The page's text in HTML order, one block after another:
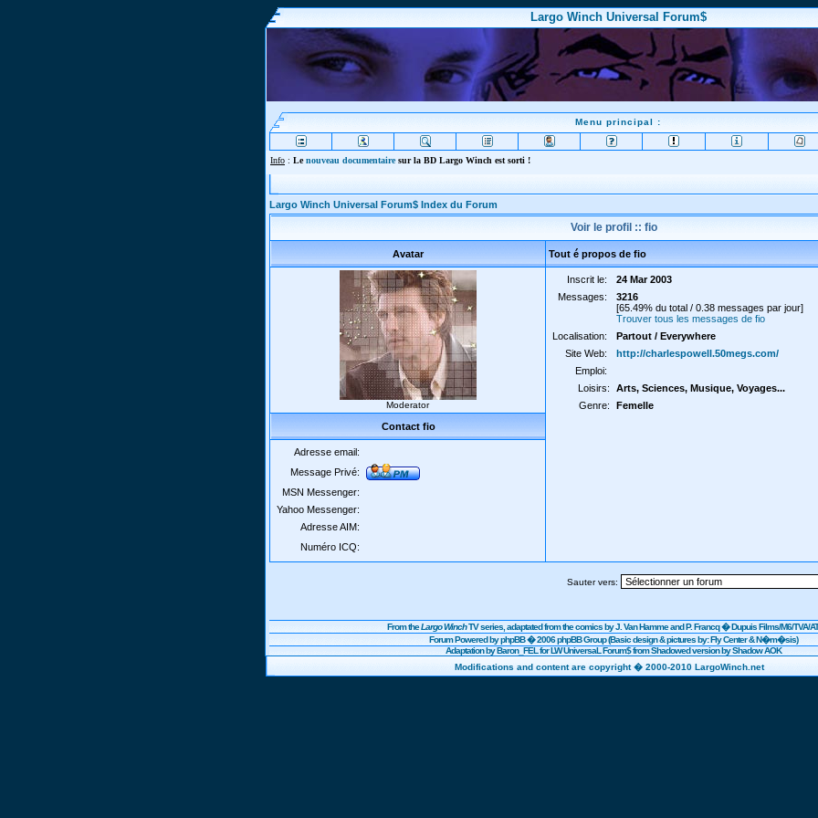
Largo Winch Universal Forum$
Menu principal :
Info : Lenouveau documentairesur la BD Largo Winch est sorti !
Largo Winch Universal Forum$ Index du Forum
Voir le profil :: fio
Avatar Tout é propos de fio
Moderator
Inscrit le:
24 Mar 2003
Messages:
3216
[65.49% du total / 0.38 messages par jour]
Trouver tous les messages de fio
Localisation:
Partout / Everywhere
Site Web:
http://charlespowell.50megs.com/
Emploi:
Loisirs:
Arts, Sciences, Musique, Voyages...
Genre:
Femelle
Contact fio
Adresse email:
Message Privé:
MSN Messenger:
Yahoo Messenger:
Adresse AIM:
Numéro ICQ:
Sauter vers:
From theLargo WinchTV series, adaptated from the comics by J. Van Hamme and P. Francq �DupuisFilms/M6/TVA/
Forum Powered byphpBB� 2006 phpBB Group (Basic design & pictures by: Fly Center & N�m�sis)
Adaptation by Baron_FEL for LW UniversaL Forum$ from Shadowed version by Shadow AOK
Modifications and content are copyright � 2000-2010 LargoWinch.net